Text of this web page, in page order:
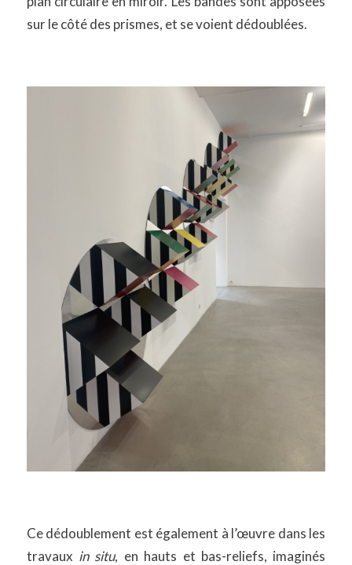
sur le côté des prismes, et se voient dédoublées.
Ce dédoublement est également à l’œuvre dans les
travaux in situ, en hauts et bas-reliefs, imaginés